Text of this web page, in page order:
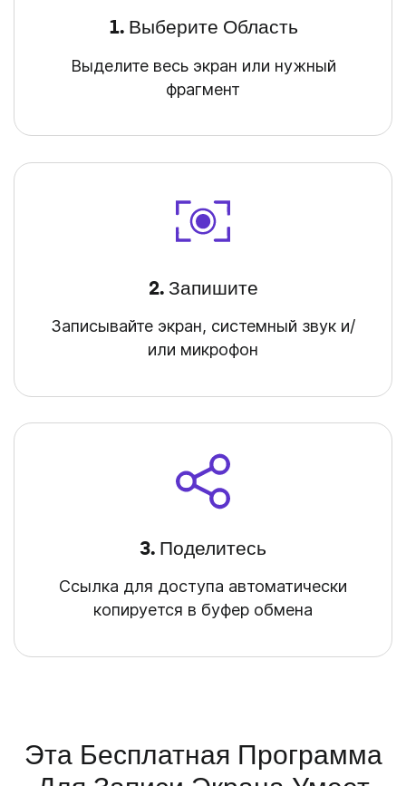
1. Выберите Область
Выделите весь экран или нужный
фрагмент
2. Запишите
Записывайте экран, системный звук и/
или микрофон
3. Поделитесь
Ссылка для доступа автоматически
копируется в буфер обмена
Эта Бесплатная Программа